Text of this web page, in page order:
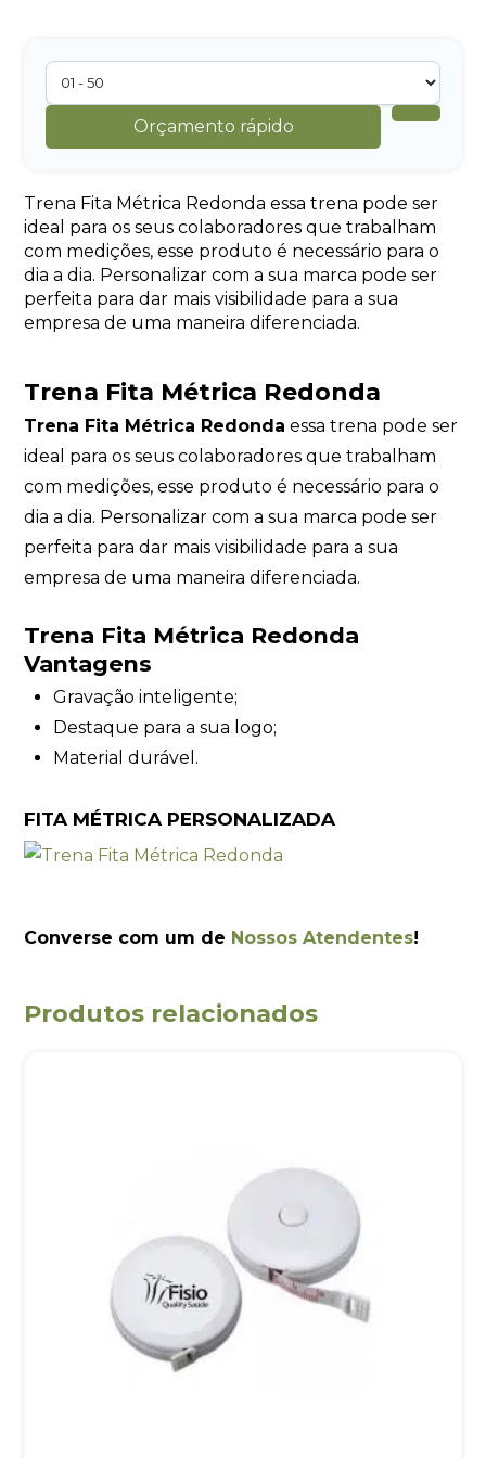
Orçamento rápido
Trena Fita Métrica Redonda essa trena pode ser
ideal para os seus colaboradores que trabalham
com medições, esse produto é necessário para o
dia a dia. Personalizar com a sua marca pode ser
perfeita para dar mais visibilidade para a sua
empresa de uma maneira diferenciada.
Trena Fita Métrica Redonda
Trena Fita Métrica Redonda essa trena pode ser
ideal para os seus colaboradores que trabalham
com medições, esse produto é necessário para o
dia a dia. Personalizar com a sua marca pode ser
perfeita para dar mais visibilidade para a sua
empresa de uma maneira diferenciada.
Trena Fita Métrica Redonda
Vantagens
Gravação inteligente;
Destaque para a sua logo;
Material durável.
FITA MÉTRICA PERSONALIZADA
Converse com um de Nossos Atendentes!
Produtos relacionados